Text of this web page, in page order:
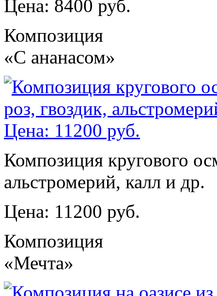
Цена: 8400 руб.
Композиция
«С ананасом»
Композиция кругового
альстромерий, калл и др.
Цена: 11200 руб.
Композиция
«Мечта»